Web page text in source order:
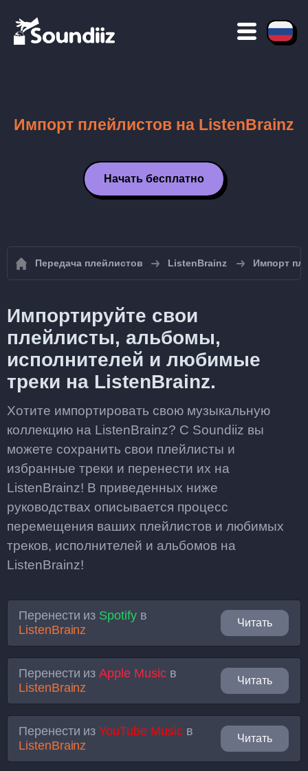
Импорт плейлистов на ListenBrainz
Начать бесплатно
Передача плейлистов ListenBrainz Импорт
Импортируйте свои
плейлисты, альбомы,
исполнителей и любимые
треки на ListenBrainz.
Хотите импортировать свою музыкальную
коллекцию на ListenBrainz? С Soundiiz вы
можете сохранить свои плейлисты и
избранные треки и перенести их на
ListenBrainz! В приведенных ниже
руководствах описывается процесс
перемещения ваших плейлистов и любимых
треков, исполнителей и альбомов на
ListenBrainz!
Перенести из Spotifyв
ListenBrainz
Читать
Перенести изApple Musicв
ListenBrainz
Читать
Перенести изYouTube Musicв
ListenBrainz
Читать